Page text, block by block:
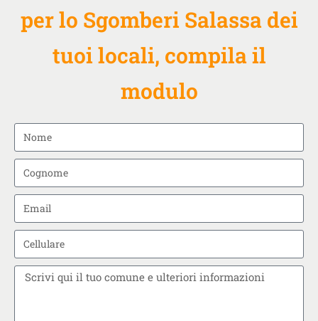
per lo Sgomberi Salassa dei
tuoi locali, compila il
modulo